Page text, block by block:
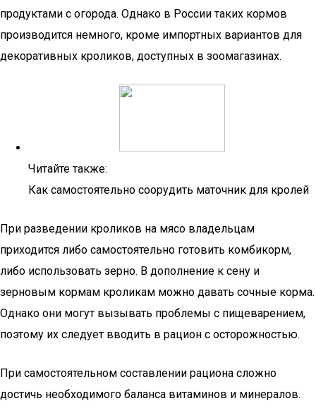
продуктами с огорода. Однако в России таких кормов
производится немного, кроме импортных вариантов для
декоративных кроликов, доступных в зоомагазинах.
Читайте также:
Как самостоятельно соорудить маточник для кролей
При разведении кроликов на мясо владельцам
приходится либо самостоятельно готовить комбикорм,
либо использовать зерно. В дополнение к сену и
зерновым кормам кроликам можно давать сочные корма.
Однако они могут вызывать проблемы с пищеварением,
поэтому их следует вводить в рацион с осторожностью.
При самостоятельном составлении рациона сложно
достичь необходимого баланса витаминов и минералов.